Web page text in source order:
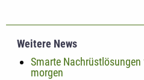
Weitere News
Smarte
morgen